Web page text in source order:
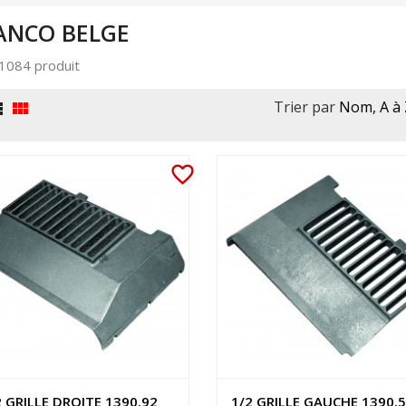
BELGE
produit
 Trier par Nom, A à
favorite_border
DROITE 1390.92
1/2 GRILLE GAUCHE